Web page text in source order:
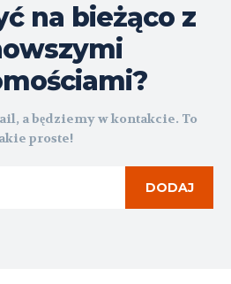
na bieżąco z
a będziemy w kontakcie. To
proste!
DODAJ